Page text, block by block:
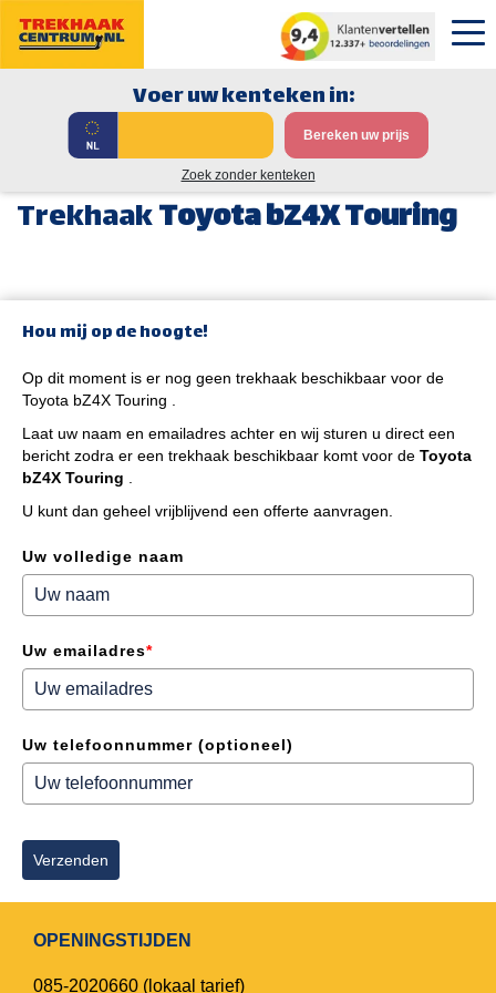
Voer uw kenteken in:
Bereken uw prijs
Zoek zonder kenteken
TrekhaakToyota bZ4X Touring
Hou mij op de hoogte!
Op dit moment is er nog geen trekhaak beschikbaar voor de
Toyota bZ4X Touring .
Laat uw naam en emailadres achter en wij sturen u direct een
bericht zodra er een trekhaak beschikbaar komt voor de Toyota
bZ4X Touring
U kunt dan geheel vrijblijvend een offerte aanvragen.
Uw volledige naam
Uw emailadres*
Uw telefoonnummer (optioneel)
Verzenden
OPENINGSTIJDEN
085-2020660 (lokaal tarief)